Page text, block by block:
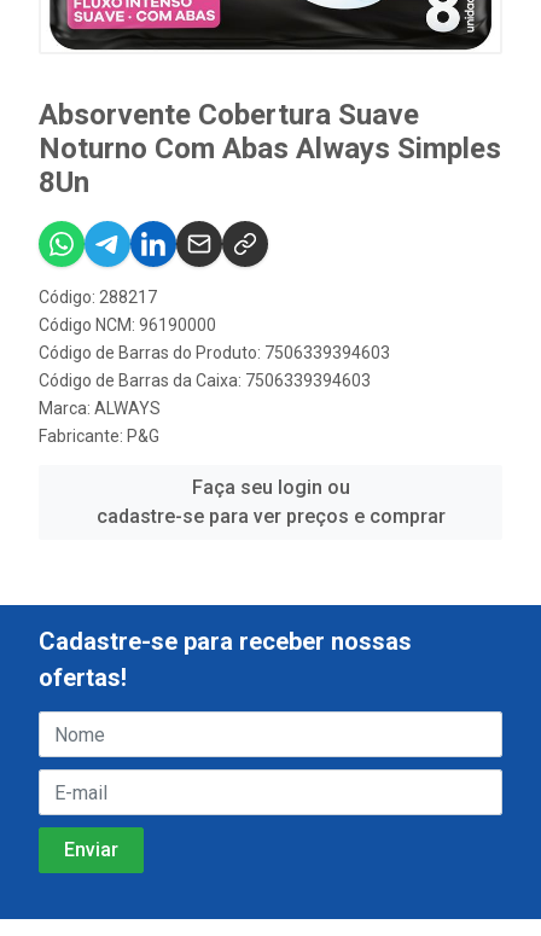
Absorvente Cobertura Suave
Noturno Com Abas Always Simples
8Un
Código: 288217
Código NCM: 96190000
Código de Barras do Produto: 7506339394603
Código de Barras da Caixa: 7506339394603
Marca: ALWAYS
Fabricante: P&G
Faça seu login ou
cadastre-se para ver preços e comprar
Cadastre-se para receber nossas
ofertas!